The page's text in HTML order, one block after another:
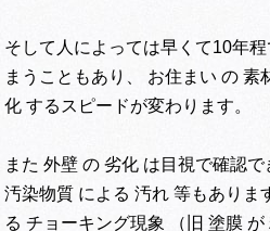
そして人によっては早くて10年
まうこともあり、 お住まい の 素
化 するスピードが変わります。
また 外壁 の 劣化 は目視で確認
汚染物質 による 汚れ 等もありま
る チョーキング現象 （旧 塗膜